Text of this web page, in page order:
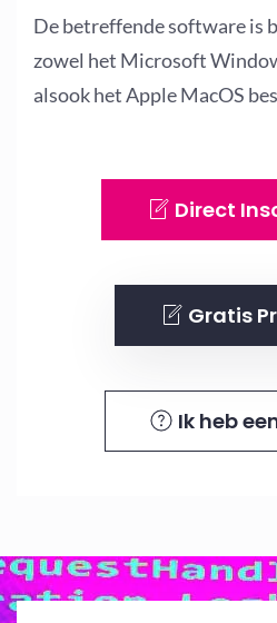
De betreffende software is
zowel het Microsoft
alsook het Apple MacOS
Direct
Gratis
Ik heb